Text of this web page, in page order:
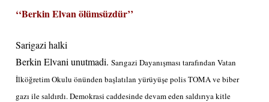
‘‘Berkin Elvanölümsüzdür’’
Sarigazi halki
Berkin Elvani unutmadi.Sarıgazi Dayanışması tarafından Vatan
İlköğretim Okulu önünden başlatılan yürüyüşe polis TOMA ve biber
gazı ile saldırdı. Demokrasi caddesinde devam eden saldırıya kitle